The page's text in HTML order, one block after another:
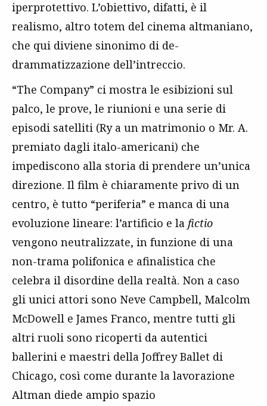
iperprotettivo. L’obiettivo, difatti, è il
realismo, altro totem del cinema altmaniano,
che qui diviene sinonimo di de-
drammatizzazione dell’intreccio.
“The Company” ci mostra le esibizioni sul
palco, le prove, le riunioni e una serie di
episodi satelliti (Ry a un matrimonio o Mr. A.
premiato dagli italo-americani) che
impediscono alla storia di prendere un’unica
direzione. Il film è chiaramente privo di un
centro, è tutto “periferia” e manca di una
evoluzione lineare: l’artificio e la fictio
vengono neutralizzate, in funzione di una
non-trama polifonica e afinalistica che
celebra il disordine della realtà. Non a caso
gli unici attori sono Neve Campbell, Malcolm
McDowell e James Franco, mentre tutti gli
altri ruoli sono ricoperti da autentici
ballerini e maestri della Joffrey Ballet di
Chicago, così come durante la lavorazione
Altman diede ampio spazio